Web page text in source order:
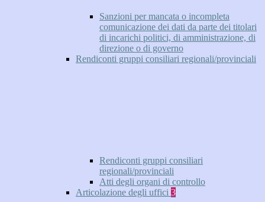
Sanzioni per mancata o incompleta
comunicazione dei dati da parte dei titolari
di incarichi politici, di amministrazione, di
direzione o di governo
Rendiconti gruppi consiliari regionali/provinciali
Rendiconti gruppi consiliari
regionali/provinciali
Atti degli organi di controllo
Articolazione degli uffici 3